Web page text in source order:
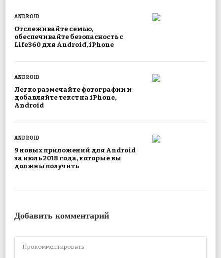
ANDROID
Отслеживайте семью,
обеспечивайте безопасность с
Life360 для Android, iPhone
ANDROID
Легко размечайте фотографии и
добавляйте текст на iPhone,
Android
ANDROID
9 новых приложений для Android
за июль 2018 года, которые вы
должны получить
Добавить комментарий